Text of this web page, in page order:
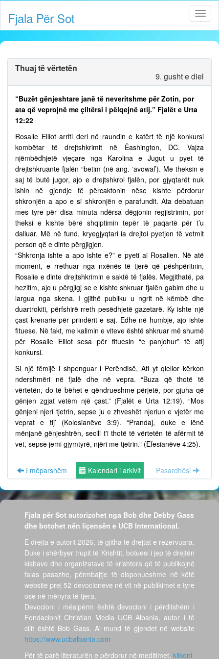
Fjala Për Sot
Thuaj të vërtetën
9. gusht e diel
“Buzët gënjeshtare janë të neveritshme për Zotin, por
ata që veprojnë me çiltërsi i pëlqejnë atij.” Fjalët e Urta
12:22
Rosalie Elliot arriti deri në raundin e katërt të një konkursi
kombëtar të drejtshkrimit në Ëashington, DC. Vajza
njëmbëdhjetë vjeçare nga Karolina e Jugut u pyet të
drejtshkruante fjalën “betim (në ang. ‘avowal’). Me theksin e
saj të butë jugor, ajo e drejtshkroi fjalën, por gjyqtarët nuk
ishin në gjendje të përcaktonin nëse kishte përdorur
shkronjën a apo e si shkronjën e parafundit. Ata debatuan
mes tyre për disa minuta ndërsa dëgjonin regjistrimin, por
theksi e kishte bërë shqiptimin tepër të paqartë për t’u
dalluar. Më në fund, kryegjyqtari ia drejtoi pyetjen të vetmit
person që e dinte përgjigjen.
“Shkronja ishte a apo ishte e?” e pyeti ai Rosalien. Në atë
moment, e rrethuar nga nxënës të tjerë që pëshpëritnin,
Rosalie e dinte drejtshkrimin e saktë të fjalës. Megjithatë, pa
hezitim, ajo u përgjigj se e kishte shkruar fjalën gabim dhe u
largua nga skena. I gjithë publiku u ngrit në këmbë dhe
duartrokiti, përfshirë rreth pesëdhjetë gazetarë. Ky ishte një
çast krenarie për prindërit e saj. Edhe në humbje, ajo ishte
fituese. Në fakt, me kalimin e viteve është shkruar më shumë
për Rosalie Elliot sesa për fituesin “e panjohur” të atij
konkursi.
Si një fëmijë i shpenguar i Perëndisë, Ati yt qiellor kërkon
ndershmëri në fjalë dhe në vepra. “Buza që thotë të
vërtetën, do të bëhet e qëndrueshme përjetë, por gjuha që
gënjen zgjat vetëm një çast.” (Fjalët e Urta 12:19). “Mos
gënjeni njeri tjetrin, sepse ju e zhveshët njeriun e vjetër me
veprat e tij’ (Kolosianëve 3:9). “Prandaj, duke e lënë
mënjanë gënjeshtrën, secili t'i thotë të vërtetën të afërmit të
vet, sepse jemi gjymtyrë, njëri me tjetrin.” (Efesianëve 4:25).
I mëparshëm Kalendari i arkivit Pasardhësi
Fjala për Sot autorizohet nga Bob dhe Debby Gass
dhe botohet nën liçensën e UCB International.
E drejta e autorit 2026, të gjitha të drejtat e rezervuara.
Duke i shërbyer trupit të Krishtit, botuesi i jep të drejtën
kishave dhe organizatave të krishtera që të publikojnë
falas pasazhe, përmbajtje të disponueshme në këtë
website prej 52 devocioneve në vit në publikimet e tyre
ose në mënyra të tjera.
Devocioni i mësipërm është devocioni i përditshëm i
Fondacionit Christian Media UCB Albania, autor i të
cilit është Bob Gass. Ai mund të gjendet në website
https://www.ucbalbania.com
Për të parë literaturën e përdorur në meditimet, klikoni